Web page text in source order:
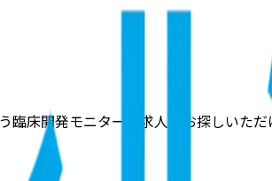
床開発モニターの求人をお探しいただ